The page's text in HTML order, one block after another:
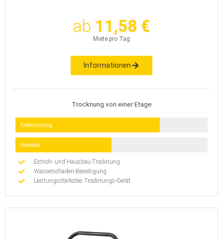
ab 11,58 €
Miete pro Tag
Informationen
Trocknung von einer Etage
Entfeuchtung
Mobilität
Estrich- und Hausbau-Trocknung
Wasserschaden-Beseitigung
Leistungsstärkstes Trocknungs-Gerät